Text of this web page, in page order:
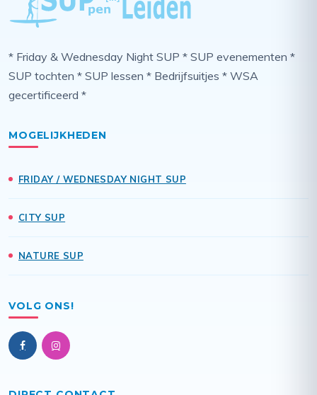
* Friday & Wednesday Night SUP * SUP evenementen *
SUP tochten * SUP lessen * Bedrijfsuitjes * WSA
gecertificeerd *
MOGELIJKHEDEN
FRIDAY / WEDNESDAY NIGHT SUP
CITY SUP
NATURE SUP
VOLG ONS!